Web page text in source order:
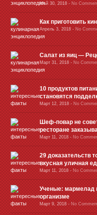
Май 30, 2018- No
Как приготовить
Апрель 3, 2018- No
Салат из яиц —
Март 31, 2018- No
10 продуктов
становятся
Март 12, 2018- No
Шеф-повар не
ресторане
Март 11, 2018- No
29 доказательств
вкусная уличная
Март 11, 2018- No
Ученые: мармелад
организме
Март 9, 2018- No